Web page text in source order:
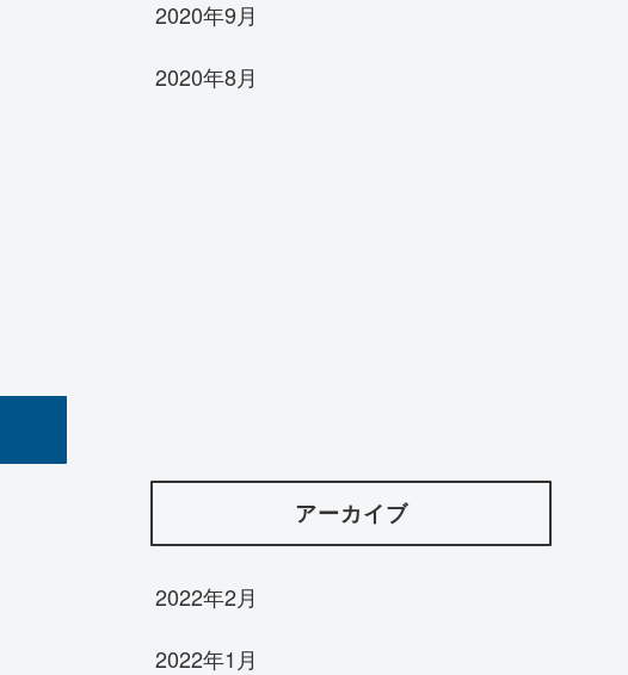
2020年9月
2020年8月
アーカイブ
2022年2月
2022年1月